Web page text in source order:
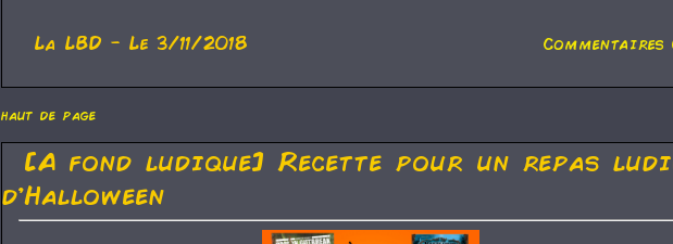
La LBD - Le 3/11/2018 Commentaires
haut de page
[A fond ludique] Recette pour un repas
d'Halloween